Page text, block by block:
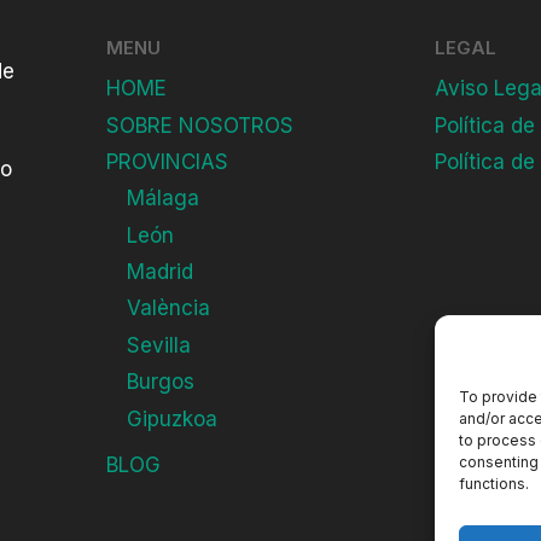
To
and/or
to process
functions.
MENU
HOME
SOBRE NOSOTROS
PROVINCIAS
Málaga
León
Madrid
València
Sevilla
Burgos
Gipuzkoa
BLOG
LEGAL
Aviso
Política
Política de